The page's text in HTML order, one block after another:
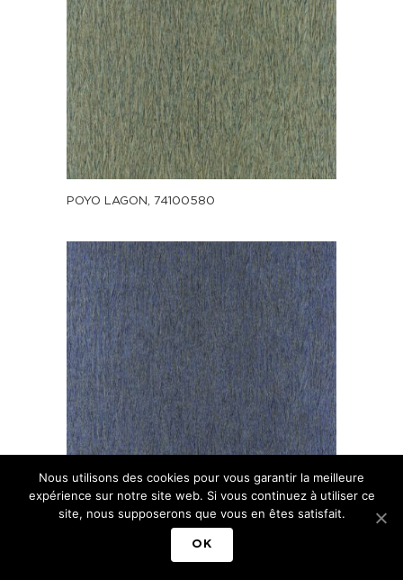
POYO LAGON, 74100580
POYO KLEIN, 74100478
Nous utilisons des cookies pour vous garantir la meilleure
expérience sur notre site web. Si vous continuez à utiliser ce
site, nous supposerons que vous en êtes satisfait.
OK